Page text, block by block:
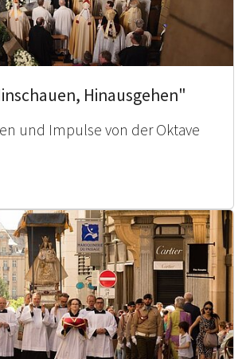
Hinausgehen"
und Impulse von der Oktave